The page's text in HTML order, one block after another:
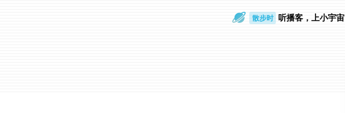
散步时 听播客，上小宇宙